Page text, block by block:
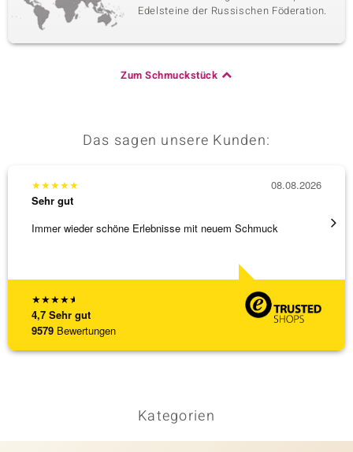
Edelsteine der Russischen Föderation.
Zum Schmuckstück
Das sagen unsere Kunden:
★★★★★
4,7 Sehr gut
9579 Bewertungen
★★★★★
Sehr gut
Immer wieder schöne Erlebnisse mit neuem Schmuck
08.08.2026
Kategorien